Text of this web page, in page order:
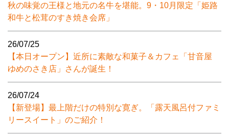
秋の味覚の王様と地元の名牛を堪能。9・10月限定「姫路
和牛と松茸のすき焼き会席」
26/07/25
【本日オープン】近所に素敵な和菓子＆カフェ「甘音屋
ゆめのさき店」さんが誕生！
26/07/24
【新登場】最上階だけの特別な寛ぎ。「露天風呂付ファミ
リースイート」のご紹介！